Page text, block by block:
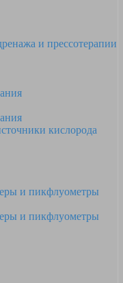
и прессотерапии
кислорода
и пикфлуометры
и пикфлуометры